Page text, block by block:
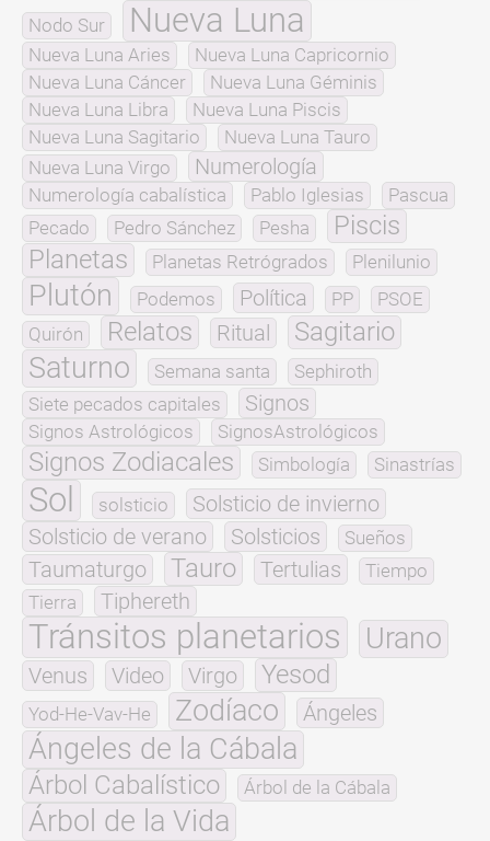
Nodo Sur Nueva Luna
Nueva Luna Aries
Nueva Luna Capricornio
Nueva Luna Cáncer
Nueva Luna Géminis
Nueva Luna Libra
Nueva Luna Piscis
Nueva Luna Sagitario
Nueva Luna Tauro
Nueva Luna Virgo
Numerología
Numerología cabalística Pablo Iglesias
Pascua
Pecado
Pedro Sánchez Pesha
Piscis
Planetas
Planetas Retrógrados Plenilunio
Plutón Podemos Política PP
PSOE
Quirón
Relatos Ritual Sagitario
Saturno Semana santa
Sephiroth
Siete pecados capitales
Signos
Signos Astrológicos SignosAstrológicos
Signos Zodiacales Simbología Sinastrías
Sol solsticio
Solsticio de invierno
Solsticio de verano
Solsticios Sueños
Taumaturgo Tauro Tertulias
Tiempo
Tierra
Tiphereth
Tránsitos planetarios Urano
Venus Video Virgo Yesod
Yod-He-Vav-He Zodíaco Ángeles
Ángeles de la Cábala
Árbol Cabalístico Árbol de la Cábala
Árbol de la Vida